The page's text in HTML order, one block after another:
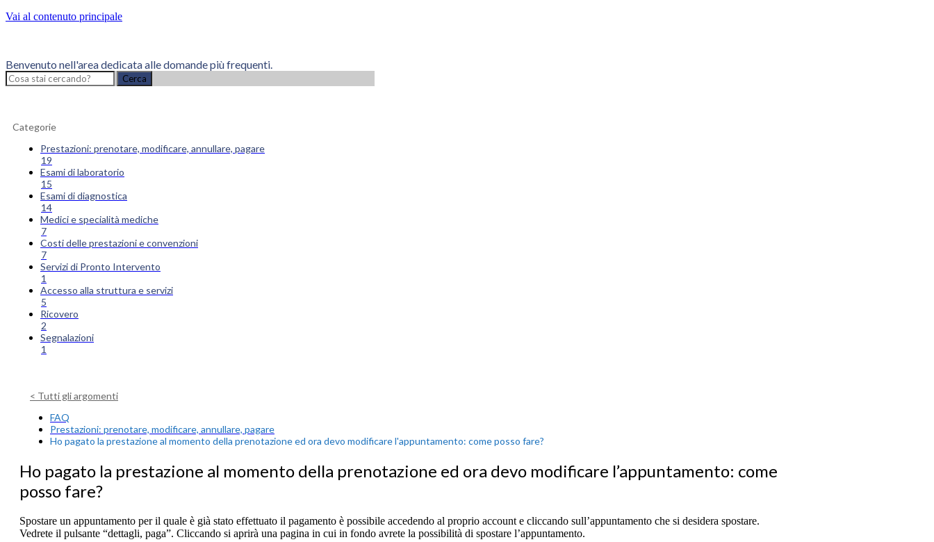
Vai al contenuto principale
Benvenuto nell'area dedicata alle domande più frequenti.
Cerca
Categorie
Prestazioni: prenotare, modificare, annullare, pagare
19
Esami di laboratorio
15
Esami di diagnostica
14
Medici e specialità mediche
7
Costi delle prestazioni e convenzioni
7
Servizi di Pronto Intervento
1
Accesso alla struttura e servizi
5
Ricovero
2
Segnalazioni
1
< Tutti gli argomenti
FAQ
Prestazioni: prenotare, modificare, annullare, pagare
Ho pagato la prestazione al momento della prenotazione ed ora devo modificare l'appuntamento: come posso fare?
Ho pagato la prestazione al momento della prenotazione ed ora devo modificare l’appuntamento: come
posso fare?
Spostare un appuntamento per il quale è già stato effettuato il pagamento è possibile accedendo al proprio account e cliccando sull’appuntamento che si desidera spostare.
Vedrete il pulsante “dettagli, paga”. Cliccando si aprirà una pagina in cui in fondo avrete la possibilità di spostare l’appuntamento.